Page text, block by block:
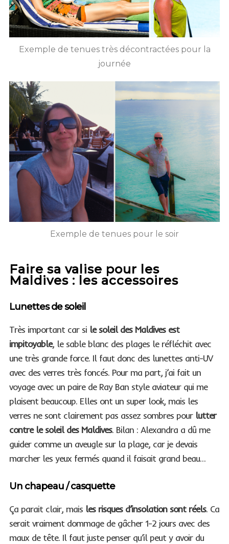
Exemple de tenues très décontractées pour la
journée
Exemple de tenues pour le soir
Faire sa valise pour les
Maldives : les accessoires
Lunettes de soleil
Très important car si le soleil des Maldives est
impitoyable, le sable blanc des plages le réfléchit avec
une très grande force. Il faut donc des lunettes anti-UV
avec des verres très foncés. Pour ma part, j’ai fait un
voyage avec un paire de Ray Ban style aviateur qui me
plaisent beaucoup. Elles ont un super look, mais les
verres ne sont clairement pas assez sombres pour lutter
contre le soleil des Maldives. Bilan : Alexandra a dû me
guider comme un aveugle sur la plage, car je devais
marcher les yeux fermés quand il faisait grand beau…
Un chapeau / casquette
Ça parait clair, mais les risques d’insolation sont réels. Ca
serait vraiment dommage de gâcher 1-2 jours avec des
maux de tête. Il faut juste penser qu’il peut y avoir du